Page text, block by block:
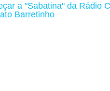
a "Sabatina" da Rádio
Barretinho